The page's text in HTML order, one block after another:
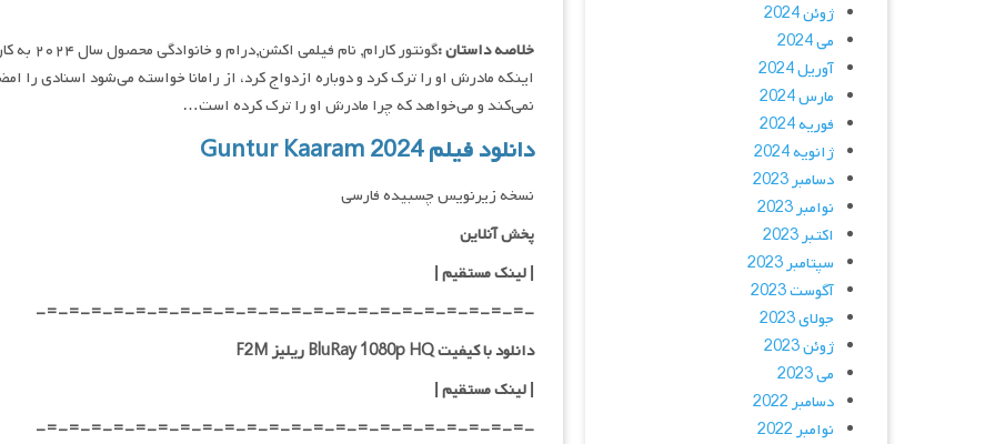
خلاصه داستان :
گونتور
اینکه مادرش او را ترک کرد و دوباره ازدواج کرد، از رامانا خواسته می‌شود اسنادی را
نمی‌کند و می‌خواهد که چرا مادرش او را ترک کرده است…
دانلود فیلم Guntur Kaaram 2024
نسخه زیرنویس چسبیده فارسی
پخش آنلاین
| لینک مستقیم|
-=-=-=-=-=-=-=-=-=-=-=-=-=-=-=-=-=-=-=-=-=-=-
دانلود با کیفیت BluRay 1080p HQ ریلیز F2M
|لینک مستقیم|
-=-=-=-=-=-=-=-=-=-=-=-=-=-=-=-=-=-=-=-=-=-=-
ژوئن 2024
می 2024
آوریل 2024
مارس 2024
فوریه 2024
ژانویه 2024
دسامبر 2023
نوامبر 2023
اکتبر 2023
سپتامبر 2023
آگوست 2023
جولای 2023
ژوئن 2023
می 2023
دسامبر 2022
نوامبر 2022